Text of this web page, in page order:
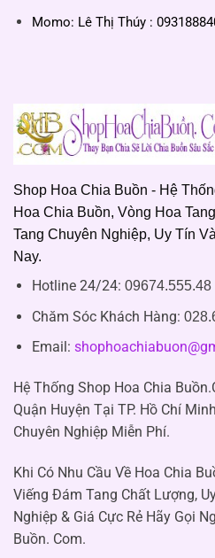
Momo: Lê Thị Thúy :
Shop Hoa Chia Buồn - Hệ
Hoa Chia Buồn, Vòng Hoa
Tang Chuyên Nghiệp, Uy Tín
Nay.
Hotline 24/24: 09674.555.48
Chăm Sóc Khách Hàng:
Email:
Hệ Thống Shop Hoa Chia
Quận Huyện Tại TP. Hồ Chí
Chuyên Nghiệp Miễn Phí.
Khi Có Nhu Cầu Về Hoa Chia
Viếng Đám Tang Chất Lượng,
Nghiệp & Giá Cực Rẻ Hãy Gọi
Buồn. Com.